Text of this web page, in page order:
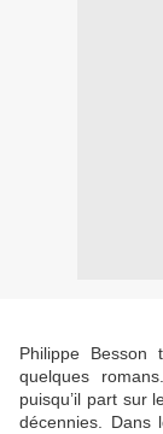
Philippe Besson
quelques
puisqu’il part sur
décennies. Dans